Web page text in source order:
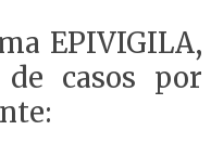
EPIVIGILA,
casos por